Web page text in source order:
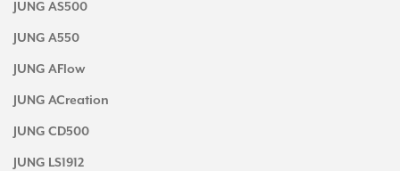
JUNG AS500
JUNG A550
JUNG AFlow
JUNG ACreation
JUNG CD500
JUNG LS1912